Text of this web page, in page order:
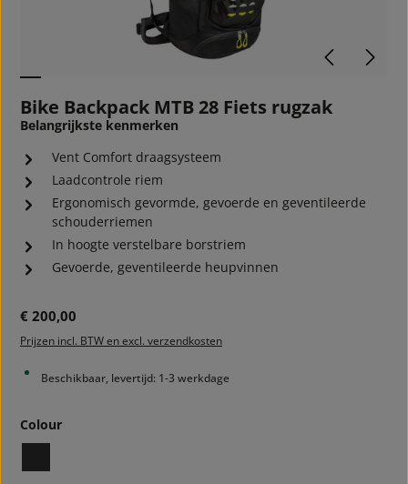
Bike Backpack MTB 28 Fiets rugzak
Belangrijkste kenmerken
Vent Comfort draagsysteem
Laadcontrole riem
Ergonomisch gevormde, gevoerde en geventileerde
schouderriemen
In hoogte verstelbare borstriem
Gevoerde, geventileerde heupvinnen
Normale prijs:
€ 200,00
Prijzen incl. BTW en excl. verzendkosten
Beschikbaar, levertijd: 1-3 werkdage
Selecteer
Colour
black